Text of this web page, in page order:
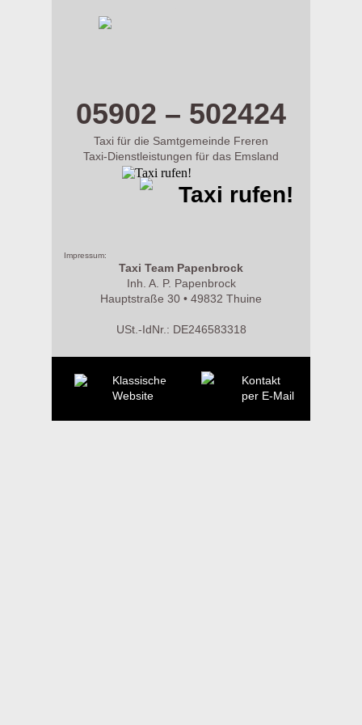
Impressum:
Taxi Team Papenbrock
Inh. A. P. Papenbrock
Hauptstraße 30 • 49832 Thuine
USt.-IdNr.: DE246583318
05902 – 502424
Taxi für die Samtgemeinde Freren
Taxi-Dienstleistungen für das Emsland
Taxi rufen!
Klassische
Website
Kontakt
per E-Mail